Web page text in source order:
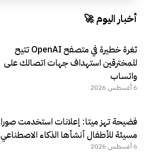
أخبار اليوم 🚀
ثغرة خطيرة في متصفح OpenAI تتيح
للمخترقين استهداف جهات اتصالك على
واتساب
6 أغسطس 2026
فضيحة تهز ميتا: إعلانات استخدمت صورا
مسيئة للأطفال أنشأها الذكاء الاصطناعي
6 أغسطس 2026